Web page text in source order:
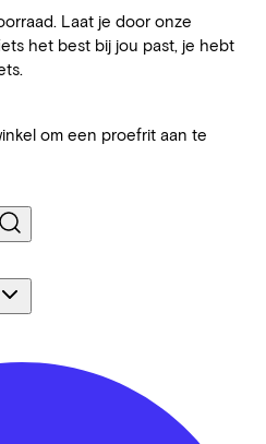
Laat je door onze
het best bij jou past, je hebt
om een proefrit aan te